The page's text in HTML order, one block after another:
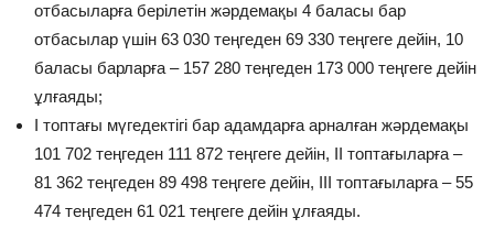
отбасыларға берілетін жәрдемақы 4 баласы бар
отбасылар үшін 63 030 теңгеден 69 330 теңгеге дейін, 10
баласы барларға – 157 280 теңгеден 173 000 теңгеге дейін
ұлғаяды;
I топтағы мүгедектігі бар адамдарға арналған жәрдемақы
101 702 теңгеден 111 872 теңгеге дейін, II топтағыларға –
81 362 теңгеден 89 498 теңгеге дейін, III топтағыларға – 55
474 теңгеден 61 021 теңгеге дейін ұлғаяды.